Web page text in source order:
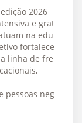
2026
e grat
na edu
fortalece
linha de fre
pessoas neg